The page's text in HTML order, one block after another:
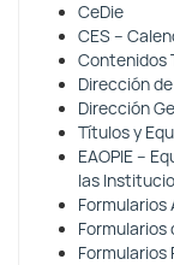
CeDie
CES –
Contenidos
Dirección
Dirección
Títulos y
EAOPIE –
las
Formularios
Formularios